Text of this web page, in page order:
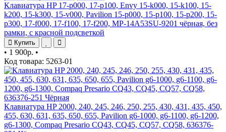
Клавиатура HP 17-p000, 17-p100, Envy 15-k000, 15-k100, 15-
k200, 15-k300, 15-v000, Pavilion 15-p000, 15-p100, 15-p200, 15-
p300, 17-f000, 17-f100, 17-f200, MP-14A53SU-9201 чёрная, без
рамки, с красной подсветкой
Купить
• 1 900р. •
Код товара: 5263-01
Клавиатура HP 2000, 240, 245, 246, 250, 255, 430, 431, 435, 450,
455, 630, 631, 635, 650, 655, Pavilion g6-1000, g6-1100, g6-1200,
g6-1300, Compaq Presario CQ43, CQ45, CQ57, CQ58, 636376-